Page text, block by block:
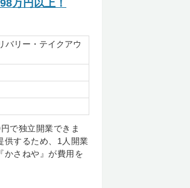
万円以上！
バリー・テイクアウ
で独立開業できま
供するため、1人開業
かさねや』が費用を